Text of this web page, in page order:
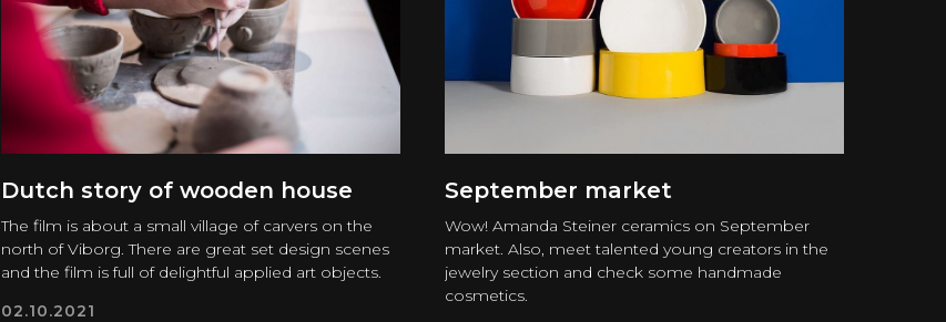
Dutch story of wooden house
The film is about a small village of carvers on the
north of Viborg. There are great set design scenes
and the film is full of delightful applied art objects.
02.10.2021
September market
Wow! Amanda Steiner ceramics on September
market. Also, meet talented young creators in the
jewelry section and check some handmade
cosmetics.